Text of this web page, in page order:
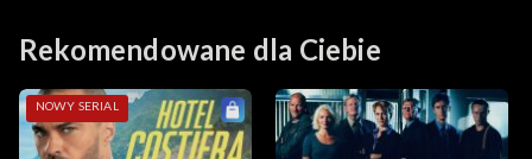
Sezon 9
Sezon 8
Rekomendowane dla Ciebie
NOWY SERIAL